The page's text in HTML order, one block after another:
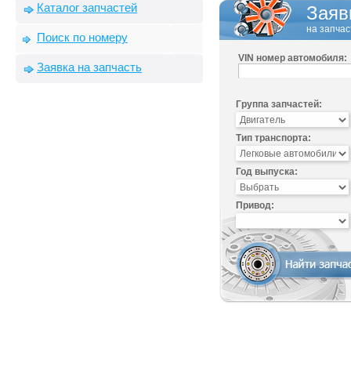
Каталог запчастей
Поиск по номеру
Заявка на запчасть
на
VIN номер автомобиля:
Группа запчастей:
Тип транспорта:
Год выпуска:
Привод: